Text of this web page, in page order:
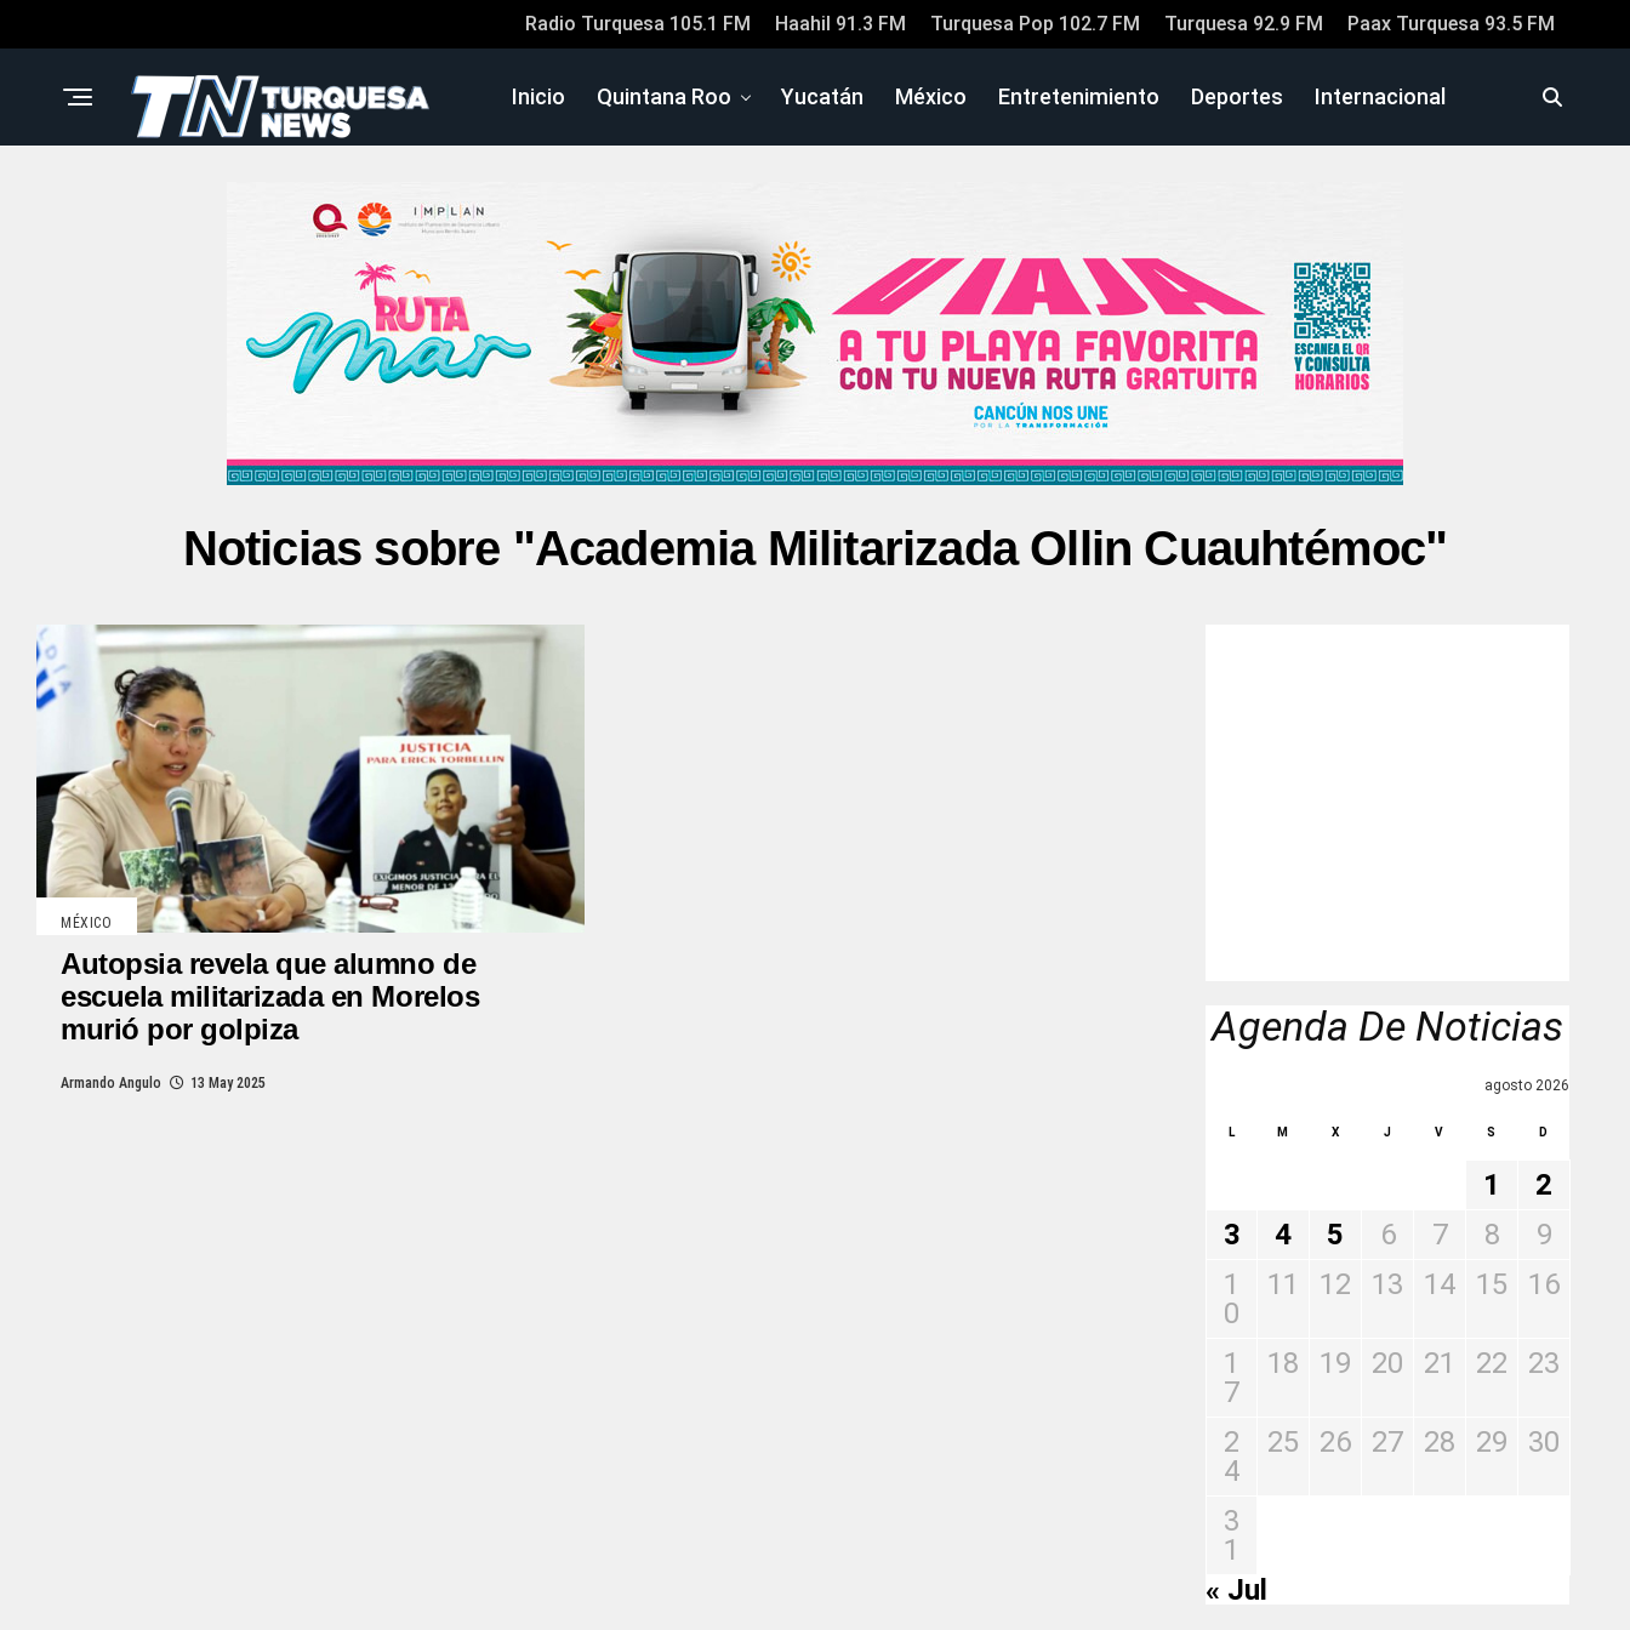
Radio Turquesa 105.1 FM Haahil 91.3 FM Turquesa Pop 102.7 FM Turquesa 92.9 FM Paax Turquesa 93.5 FM
Inicio Quintana Roo Yucatán México Entretenimiento Deportes Internacional
Noticias sobre "Academia Militarizada Ollin Cuauhtémoc"
MÉXICO
Autopsia revela que alumno de
escuela militarizada en Morelos
murió por golpiza
Armando Angulo 13 May 2025
Agenda De Noticias
agosto 2026
L M X J V S D
1
2
3
4 5 6 7 8
9
1
0
11 12 13 14 15 16
1
7
18 19 20 21 22 23
2
4
25 26 27 28 29 30
3
1
« Jul